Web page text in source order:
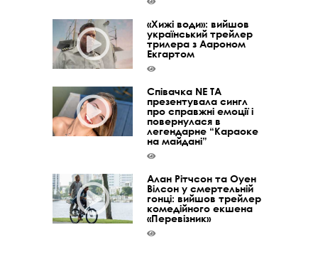
«Хижі води»: вийшов
український трейлер
трилера з Аароном
Екгартом
Співачка NE TA
презентувала сингл
про справжні емоції і
повернулася в
легендарне “Караоке
на майдані”
Алан Рітчсон та Оуен
Вілсон у смертельній
гонці: вийшов трейлер
комедійного екшена
«Перевізник»